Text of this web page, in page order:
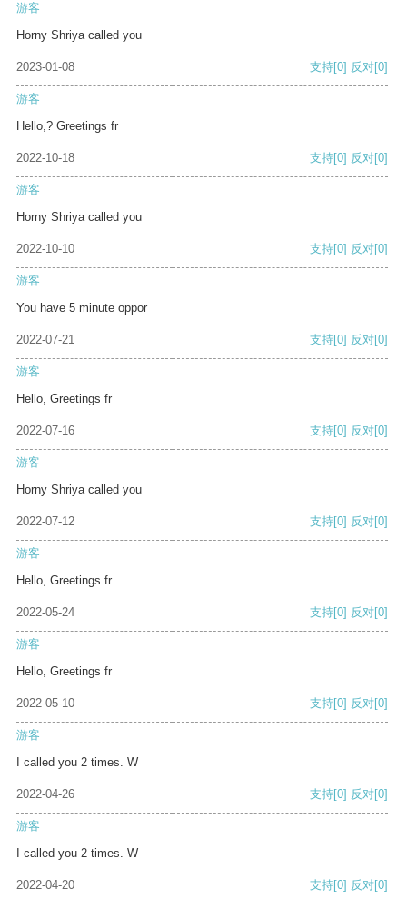
游客
Horny Shriya called you
2023-01-08 支持[0] 反对[0]
游客
Hello,? Greetings fr
2022-10-18 支持[0] 反对[0]
游客
Horny Shriya called you
2022-10-10 支持[0] 反对[0]
游客
You have 5 minute oppor
2022-07-21 支持[0] 反对[0]
游客
Hello, Greetings fr
2022-07-16 支持[0] 反对[0]
游客
Horny Shriya called you
2022-07-12 支持[0] 反对[0]
游客
Hello, Greetings fr
2022-05-24 支持[0] 反对[0]
游客
Hello, Greetings fr
2022-05-10 支持[0] 反对[0]
游客
I called you 2 times. W
2022-04-26 支持[0] 反对[0]
游客
I called you 2 times. W
2022-04-20 支持[0] 反对[0]